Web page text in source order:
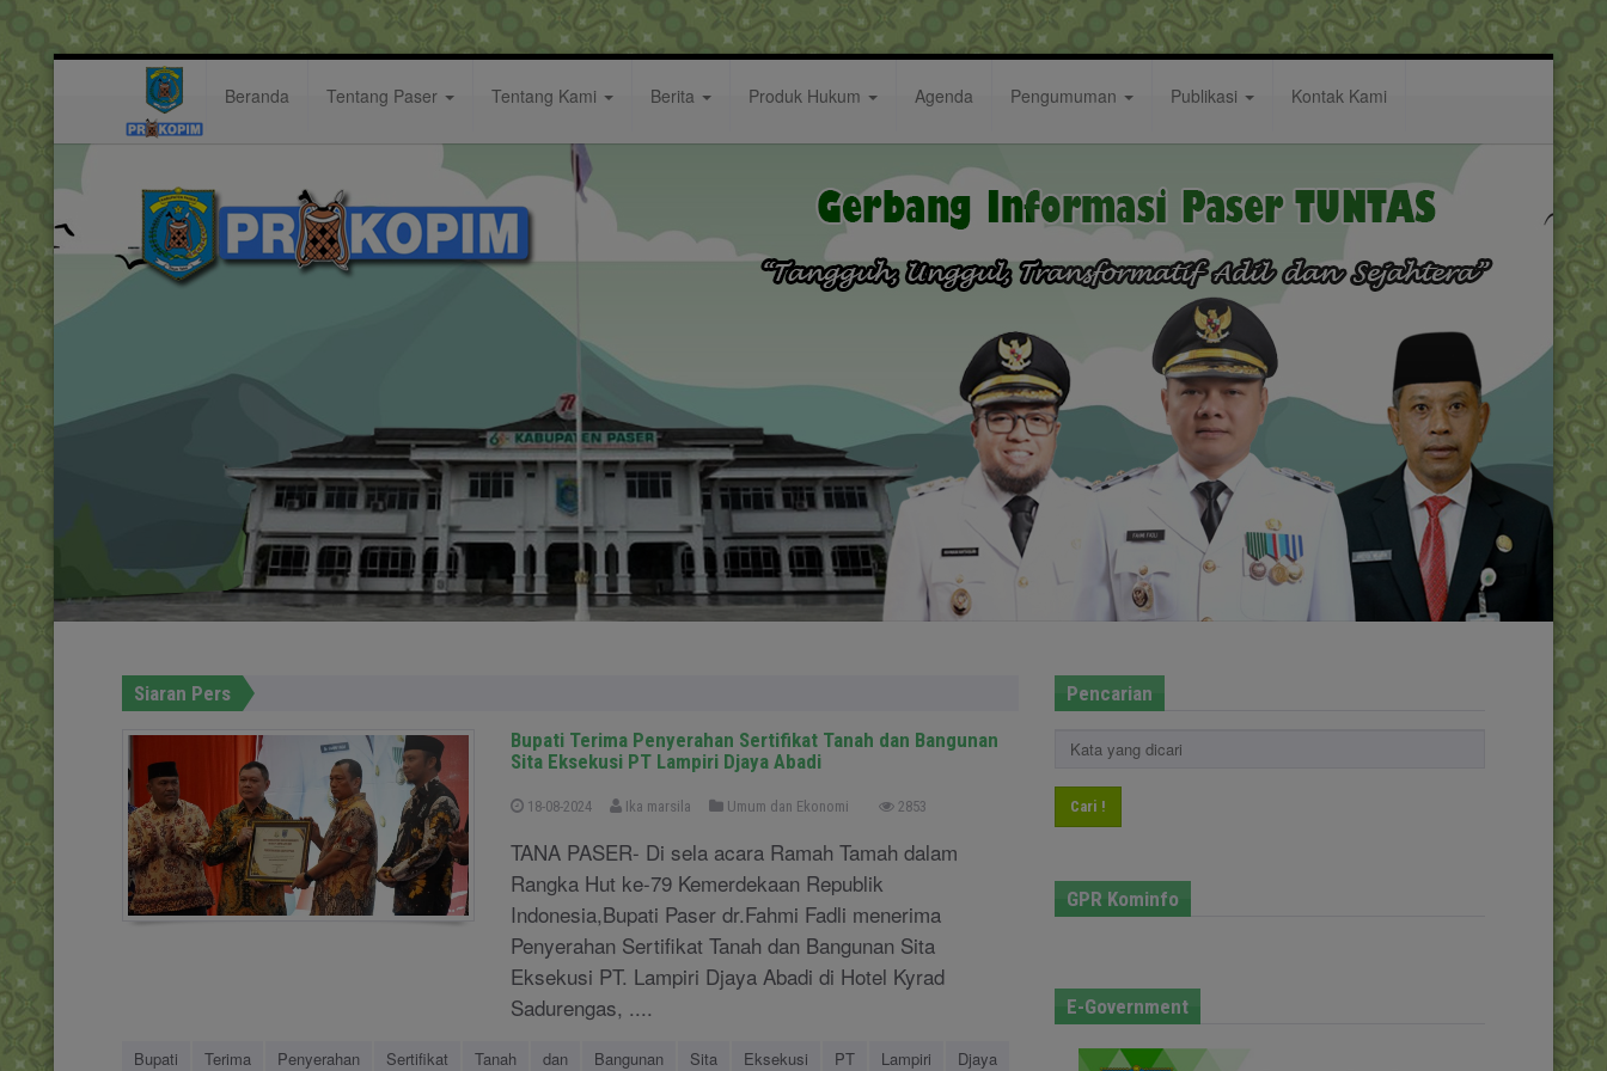
Beranda Tentang Paser Tentang Kami Berita Produk Hukum Agenda Pengumuman Publikasi Kontak Kami
Hastag:
Siaran Pers
Bupati Terima Penyerahan Sertifikat Tanah dan Bangunan
Sita Eksekusi PT Lampiri Djaya Abadi
18-08-2024 Ika marsila Umum dan Ekonomi 2853
TANA PASER- Di sela acara Ramah Tamah dalam
Rangka Hut ke-79 Kemerdekaan Republik
Indonesia,Bupati Paser dr.Fahmi Fadli menerima
Penyerahan Sertifikat Tanah dan Bangunan Sita
Eksekusi PT. Lampiri Djaya Abadi di Hotel Kyrad
Sadurengas, ....
Bupati Terima Penyerahan Sertifikat Tanah dan Bangunan Sita Eksekusi PT Lampiri
Djaya
Pencarian
Cari !
GPR Kominfo
E-Government